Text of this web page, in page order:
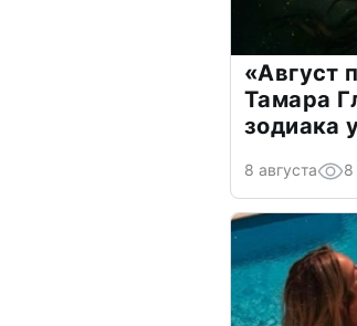
«Август
Тамара
зодиака
8 августа 8